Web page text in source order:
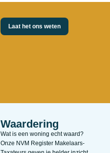
Laat het ons weten
Waardering
Wat is een woning echt waard?
Onze NVM Register Makelaars-